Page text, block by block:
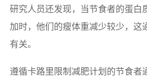
研究人员还发现，当节食者的蛋白
加时，他们的瘦体重减少较少，这
有关。
遵循卡路里限制减肥计划的节食者